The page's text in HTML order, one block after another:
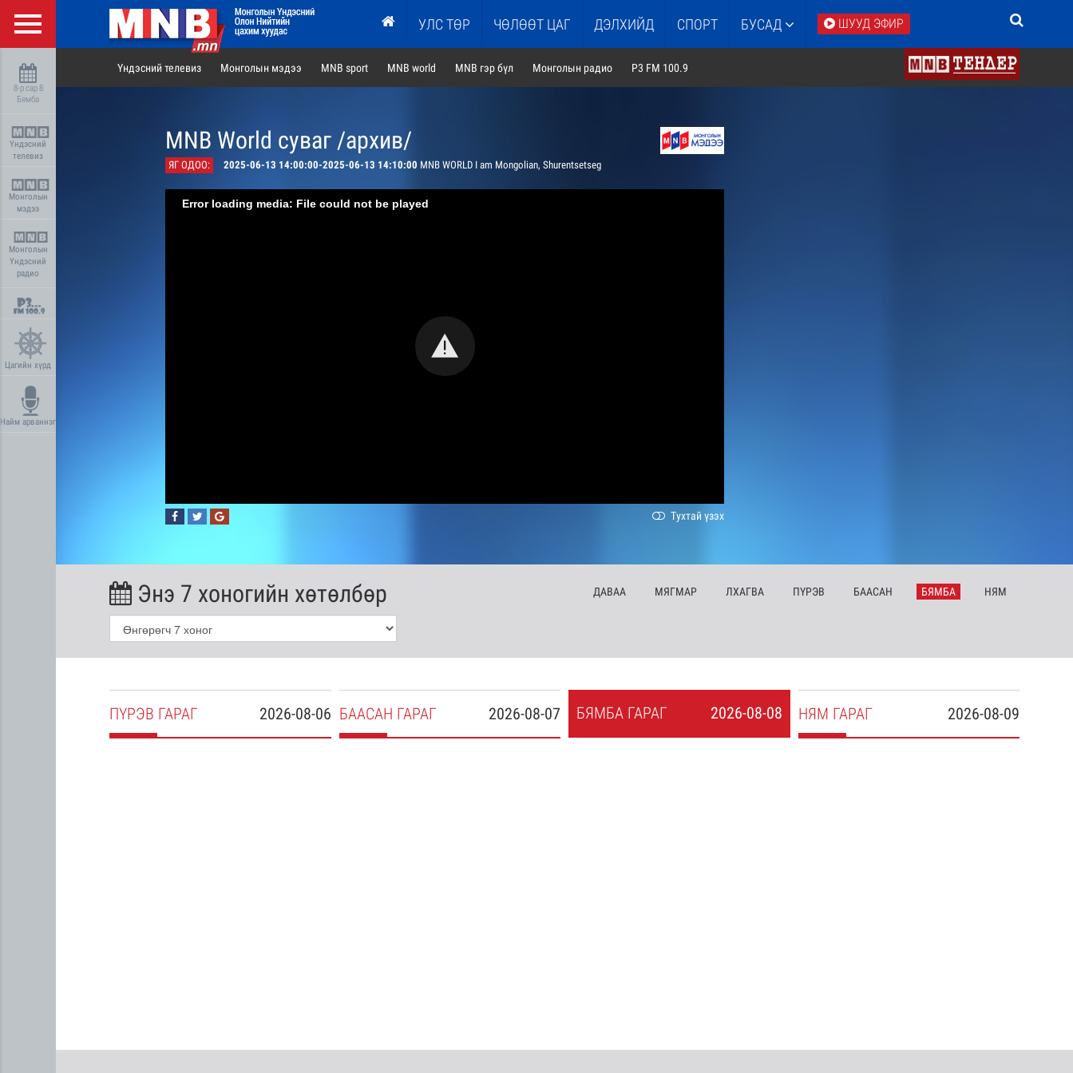
УЛС ТӨР ЧӨЛӨӨТ ЦАГ ДЭЛХИЙД СПОРТ БУСАД ШУУД ЭФИР
8-р сар 8
Бямба
Үндэсний
телевиз
Монголын
мэдээ
Монголын
Үндэсний
радио
Цагийн хүрд
Найм арваннэг
Үндэсний телевиз Монголын мэдээ MNB sport MNB world MNB гэр бүл Монголын радио P3 FM 100.9
MNB World суваг /архив/
ЯГ ОДОО: 2025-06-13 14:00:00-2025-06-13 14:10:00 MNB WORLD I am Mongolian, Shurentsetseg
Error loading media: File could not be played
Тухтай үзэх
Энэ 7 хоногийн хөтөлбөр ДАВАА МЯГМАР ЛХАГВА ПҮРЭВ БААСАН БЯМБА НЯМ
2026-08-06
ПҮРЭВ ГАРАГ 2026-08-07
БААСАН ГАРАГ 2026-08-08
БЯМБА ГАРАГ 2026-08-09
НЯМ ГАРАГ